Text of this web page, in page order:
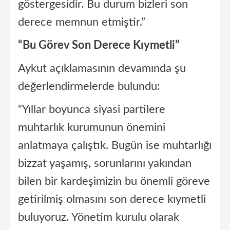
göstergesidir. Bu durum bizleri son
derece memnun etmiştir.”
“Bu Görev Son Derece Kıymetli”
Aykut açıklamasının devamında şu
değerlendirmelerde bulundu:
“Yıllar boyunca siyasi partilere
muhtarlık kurumunun önemini
anlatmaya çalıştık. Bugün ise muhtarlığı
bizzat yaşamış, sorunlarını yakından
bilen bir kardeşimizin bu önemli göreve
getirilmiş olmasını son derece kıymetli
buluyoruz. Yönetim kurulu olarak